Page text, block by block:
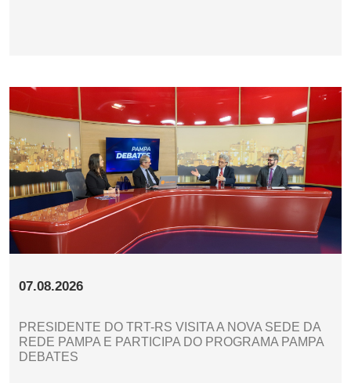
07.08.2026
PRESIDENTE DO TRT-RS VISITA A NOVA SEDE DA
REDE PAMPA E PARTICIPA DO PROGRAMA PAMPA
DEBATES